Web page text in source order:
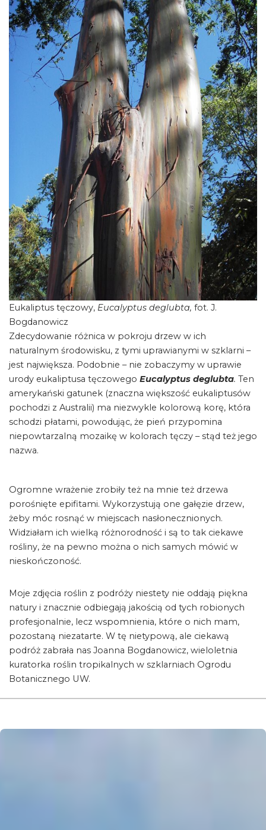
Eukaliptus tęczowy, Eucalyptus deglubta, fot. J.
Bogdanowicz
Zdecydowanie różnica w pokroju drzew w ich
naturalnym środowisku, z tymi uprawianymi w szklarni –
jest największa. Podobnie – nie zobaczymy w uprawie
urody eukaliptusa tęczowego Eucalyptus deglubta. Ten
amerykański gatunek (znaczna większość eukaliptusów
pochodzi z Australii) ma niezwykle kolorową korę, która
schodzi płatami, powodując, że pień przypomina
niepowtarzalną mozaikę w kolorach tęczy – stąd też jego
nazwa.
Ogromne wrażenie zrobiły też na mnie też drzewa
porośnięte epifitami. Wykorzystują one gałęzie drzew,
żeby móc rosnąć w miejscach nasłonecznionych.
Widziałam ich wielką różnorodność i są to tak ciekawe
rośliny, że na pewno można o nich samych mówić w
nieskończoność.
Moje zdjęcia roślin z podróży niestety nie oddają piękna
natury i znacznie odbiegają jakością od tych robionych
profesjonalnie, lecz wspomnienia, które o nich mam,
pozostaną niezatarte. W tę nietypową, ale ciekawą
podróż zabrała nas Joanna Bogdanowicz, wieloletnia
kuratorka roślin tropikalnych w szklarniach Ogrodu
Botanicznego UW.